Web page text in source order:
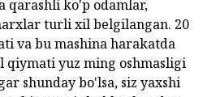
qarashli ko'p odamlar,
turli xil belgilangan. 20
va bu mashina harakatda
qiymati yuz ming oshmasligi
shunday bo'lsa, siz yaxshi